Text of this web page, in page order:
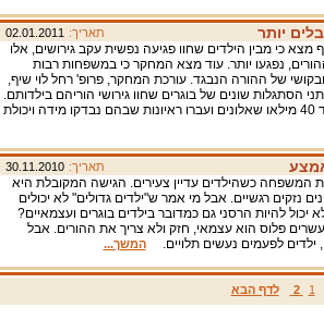
יותר תאריך: 02.01.2011
כי מבין הילדים שחוו פגיעה נפשית עקב גירושים, אלו
נפגעו יותר. עוד מצא המחקר כי במשפחות רבות
של ההורה הנבגד. עורכת המחקר, פרופ' רחל לוי שיף,
הסתגלות שונים של בוגרים שחוו גירושי הוריהם בילדותם.
160 הנבדקים בגילאי 28 עד 40 מילאו שאלונים ועברו ראיונות שבהם נבדקו מידה ויכולת
תאריך: 30.11.2010
המשפחה כשהילדים עדיין צעירים. הגישה המקובלת היא
נזקים רגשיים. אבל מי אמר ש"ילדים גדולים" לא יכולים
להיות הרסני גם כמדובר בילדים בוגרים ועצמאיים?
עשרים פלוס הוא עצמאי, חזק ולא צריך את ההורים. אבל
ילדים לפעמים נעשים תלויים.המשך...
1
2 לדף הבא